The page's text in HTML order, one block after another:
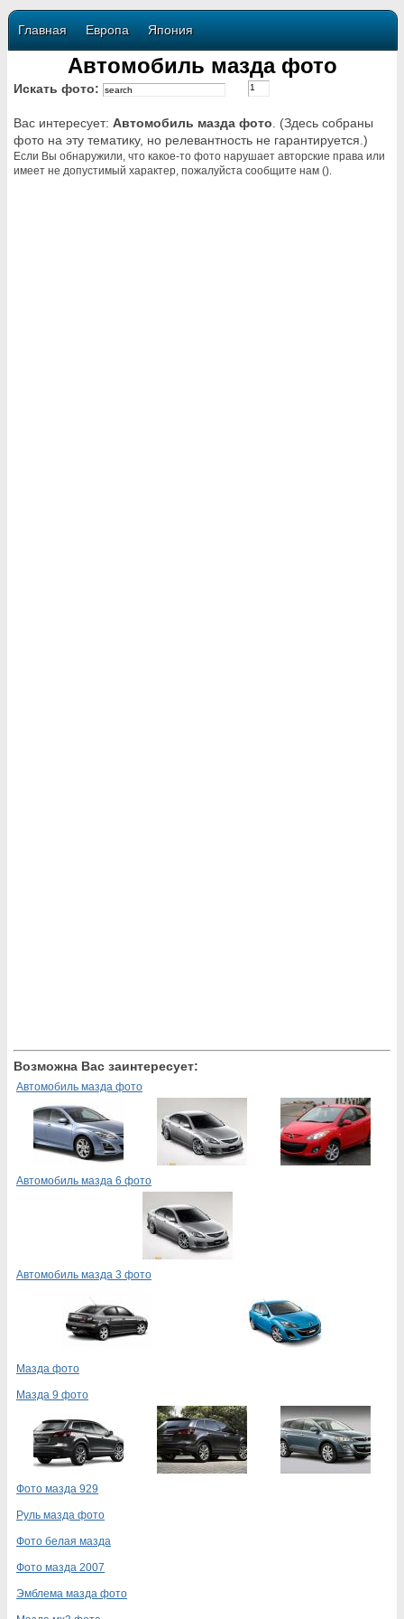
Главная Европа Япония
Автомобиль мазда фото
Искать фото:
Вас интересует: Автомобиль мазда фото . (Здесь собраны
фото на эту тематику, но релевантность не гарантируется.)
Если Вы обнаружили, что какое-то фото нарушает авторские права или
имеет не допустимый характер, пожалуйста сообщите нам ().
Возможна Вас заинтересует:
Автомобиль мазда фото
Автомобиль мазда 6 фото
Автомобиль мазда 3 фото
Мазда фото
Мазда 9 фото
Фото мазда 929
Руль мазда фото
Фото белая мазда
Фото мазда 2007
Эмблема мазда фото